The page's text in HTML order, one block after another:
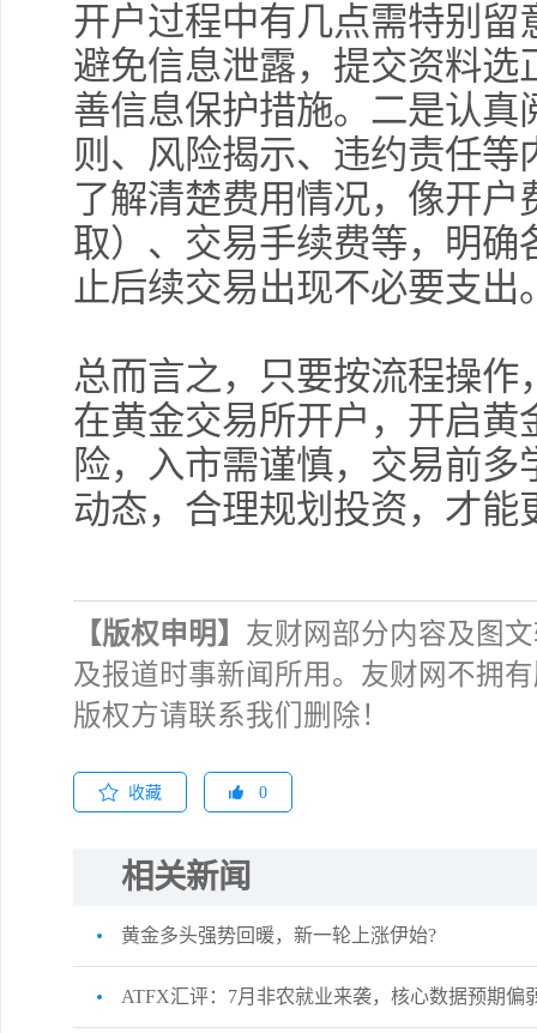
开户过程中有几点需特别
避免信息泄露，提交资料
善信息保护措施。二是认
则、风险揭示、违约责任
了解清楚费用情况，像开
取）、交易手续费等，明
止后续交易出现不必要支出
总而言之，只要按流程操
在黄金交易所开户，开启
险，入市需谨慎，交易前
动态，合理规划投资，才能
【版权申明】 友财网部分内容及图
及报道时事新闻所用。友财网不拥
版权方请联系我们删除！
收藏 0
相关新闻
黄金多头强势回暖，新一轮上涨伊始?
ATFX汇评：7月非农就业来袭，核心数据预期偏